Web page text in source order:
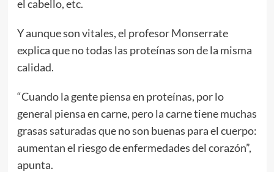
el cabello, etc.
Y aunque son vitales, el profesor Monserrate
explica que no todas las proteínas son de la misma
calidad.
“Cuando la gente piensa en proteínas, por lo
general piensa en carne, pero la carne tiene muchas
grasas saturadas que no son buenas para el cuerpo:
aumentan el riesgo de enfermedades del corazón”,
apunta.